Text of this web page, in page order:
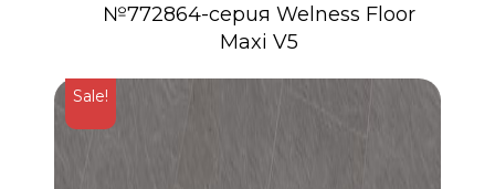
№772864-серия Welness Floor
Maxi V5
Sale!